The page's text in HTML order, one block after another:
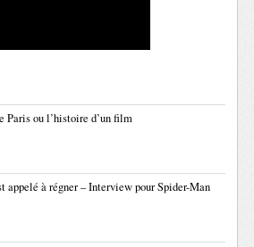
Paris ou l’histoire d’un film
appelé à régner – Interview pour Spider-Man